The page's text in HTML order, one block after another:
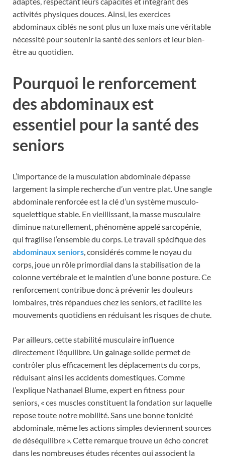
activités physiques douces. Ainsi, les exercices
abdominaux ciblés ne sont plus un luxe mais une véritable
nécessité pour soutenir la santé des seniors et leur bien-
être au quotidien.
Pourquoi le renforcement
des abdominaux est
essentiel pour la santé des
seniors
L’importance de la musculation abdominale dépasse
largement la simple recherche d’un ventre plat. Une sangle
abdominale renforcée est la clé d’un système musculo-
squelettique stable. En vieillissant, la masse musculaire
diminue naturellement, phénomène appelé sarcopénie,
qui fragilise l’ensemble du corps. Le travail spécifique des
abdominaux seniors , considérés comme le noyau du
corps, joue un rôle primordial dans la stabilisation de la
colonne vertébrale et le maintien d’une bonne posture. Ce
renforcement contribue donc à prévenir les douleurs
lombaires, très répandues chez les seniors, et facilite les
mouvements quotidiens en réduisant les risques de chute.
Par ailleurs, cette stabilité musculaire influence
directement l’équilibre. Un gainage solide permet de
contrôler plus efficacement les déplacements du corps,
réduisant ainsi les accidents domestiques. Comme
l’explique Nathanael Blume, expert en fitness pour
seniors, « ces muscles constituent la fondation sur laquelle
repose toute notre mobilité. Sans une bonne tonicité
abdominale, même les actions simples deviennent sources
de déséquilibre ». Cette remarque trouve un écho concret
dans les nombreuses études récentes qui associent la